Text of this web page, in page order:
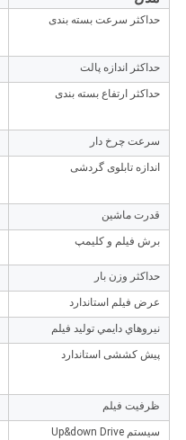
حداکثر سرعت بسته بندی
حداکثر اندازه پالت
حداکثر ارتفاع بسته بندی
سرعت چرخ دار
اندازه تابلوی گردشی
قدرت ماشین
برش فیلم و کلیمپ
حداکثر وزن بار
عرض فیلم استاندارد
نيروهاي دايمي توليد فيلم
پیش کششی استاندارد
ظرفیت فیلم
سیستم Up&down Drive